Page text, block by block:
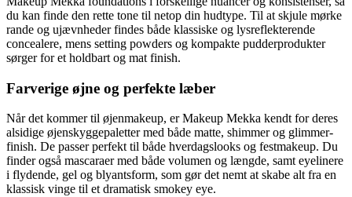
du kan finde den rette tone til netop din hudtype. Til at skjule mørke
rande og ujævnheder findes både klassiske og lysreflekterende
concealere, mens setting powders og kompakte pudderprodukter
sørger for et holdbart og mat finish.
Farverige øjne og perfekte læber
Når det kommer til øjenmakeup, er Makeup Mekka kendt for deres
alsidige øjenskyggepaletter med både matte, shimmer og glimmer-
finish. De passer perfekt til både hverdagslooks og festmakeup. Du
finder også mascaraer med både volumen og længde, samt eyelinere
i flydende, gel og blyantsform, som gør det nemt at skabe alt fra en
klassisk vinge til et dramatisk smokey eye.